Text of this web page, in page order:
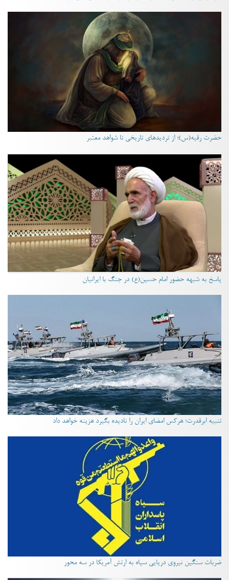
حضرت رقیه(س)؛ از تردیدهای تاریخی تا شواهد معتبر
پاسخ به شبهه حضور امام حسین(ع) در جنگ با ایرانیان
تنبیه ابرقدرت؛ هرکس امضای ایران را نادیده بگیرد هزینه خواهد داد
ضربات سنگین نیروی دریایی سپاه به ارتش آمریکا در سه محور